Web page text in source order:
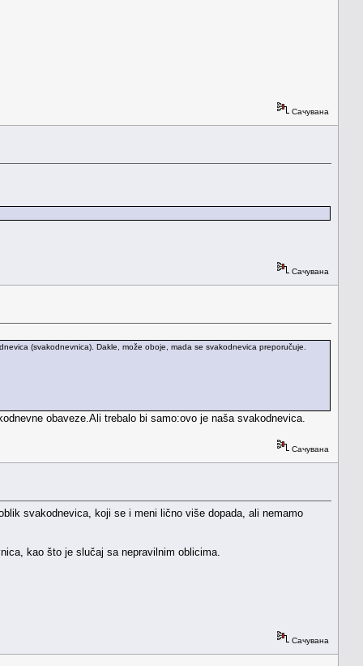
Сачувана
Сачувана
(svakodnevnica). Dakle, može oboje, mada se svakodnevica preporučuje.
obaveze.Ali trebalo bi samo:ovo je naša svakodnevica.
Сачувана
svakodnevica, koji se i meni lično više dopada, ali nemamo
kao što je slučaj sa nepravilnim oblicima.
Сачувана